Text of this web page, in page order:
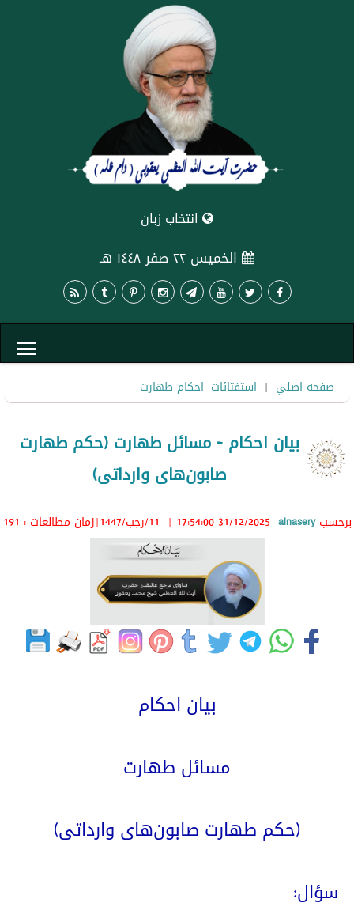
انتخاب زبان
الخميس ٢٢ صفر ١٤٤٨ هـ
صفحه اصلي | استفتائات احکام طهارت
بیان احکام - مسائل طهارت (حکم طهارت
صابون‌های وارداتی)
برحسبalnasery
31/12/2025 17:54:00
| 11/رجب/1447 |زمان مطالعات : 191
بیان احکام
مسائل طهارت
(حکم طهارت صابون‌های وارداتی)
سؤال: